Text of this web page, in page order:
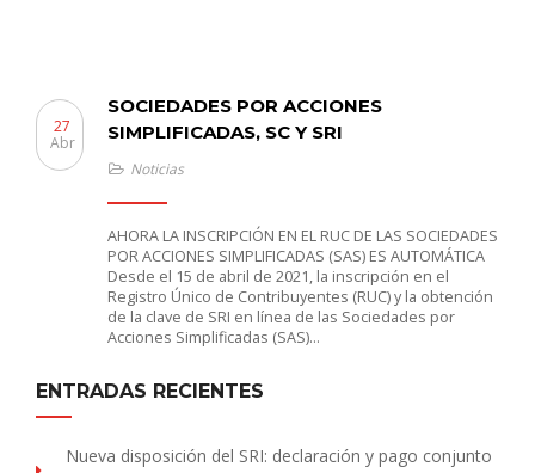
SOCIEDADES POR ACCIONES
SIMPLIFICADAS, SC Y SRI
27
Abr
Noticias
AHORA LA INSCRIPCIÓN EN EL RUC DE LAS SOCIEDADES
POR ACCIONES SIMPLIFICADAS (SAS) ES AUTOMÁTICA
Desde el 15 de abril de 2021, la inscripción en el
Registro Único de Contribuyentes (RUC) y la obtención
de la clave de SRI en línea de las Sociedades por
Acciones Simplificadas (SAS)…
ENTRADAS RECIENTES
Nueva disposición del SRI: declaración y pago conjunto